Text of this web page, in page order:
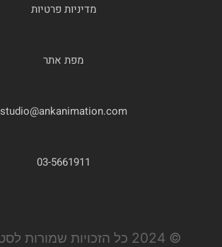
מדיניות פרטיות
מפת אתר
studio@ankanimation.com
03-5661911
© 2024 כל הזכויות שמורות לסטודיו אנקה